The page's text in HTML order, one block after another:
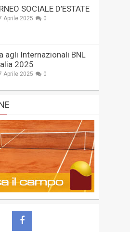
SOCIALE D’ESTATE
Aprile 2025 0
agli Internazionali BNL
2025
Aprile 2025 0